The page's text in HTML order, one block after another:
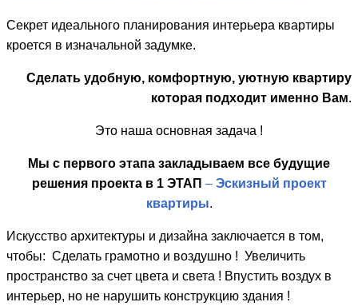
Секрет идеального планирования интерьера квартиры
кроется в изначальной задумке.
Сделать удобную, комфортную, уютную квартиру
которая подходит именно Вам.
Это наша основная задача !
Мы с первого этапа закладываем все будущие
решения проекта в 1 ЭТАП –Эскизный проект
квартиры.
Искусство архитектуры и дизайна заключается в том,
чтобы: Сделать грамотно и воздушно ! Увеличить
пространство за счет цвета и света ! Впустить воздух в
интерьер, но не нарушить конструкцию здания !